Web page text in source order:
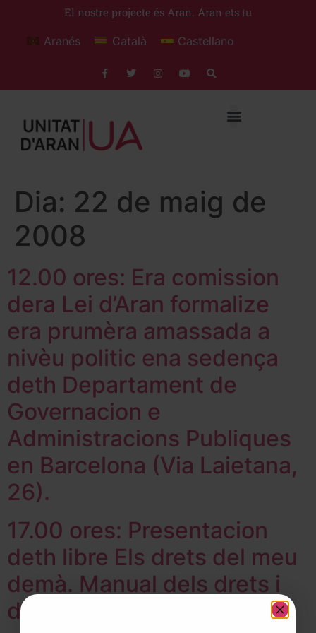
El nostre projecte és Aran. Aran ets tu
Aranés Català Castellano
Dia: 22 de maig de
2008
12.00 ores: Era comission
dera Lei d’Aran formalize
era prumèra amassada a
nivèu politic ena sedença
deth Departament de
Governacion e
Administracions Publiques
en Barcelona (Via Laietana,
26).
17.00 ores: Presentacion
deth libre Els drets del meu
demà. Manual dels drets i
deures de les persones